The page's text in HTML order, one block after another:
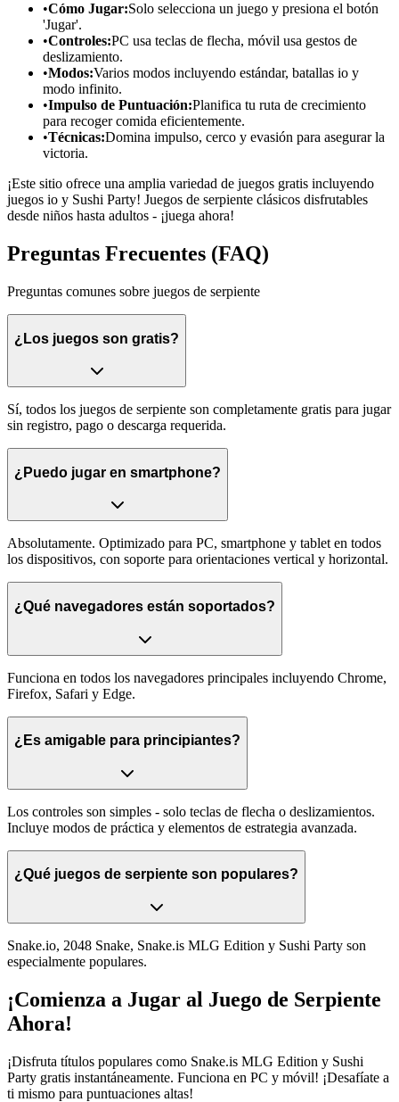
•Cómo Jugar:Solo selecciona un juego y presiona el botón
'Jugar'.
•Controles:PC usa teclas de flecha, móvil usa gestos de
deslizamiento.
•Modos:Varios modos incluyendo estándar, batallas io y
modo infinito.
•Impulso de Puntuación:Planifica tu ruta de crecimiento
para recoger comida eficientemente.
•Técnicas:Domina impulso, cerco y evasión para asegurar la
victoria.
¡Este sitio ofrece una amplia variedad de juegos gratis incluyendo
juegos io y Sushi Party! Juegos de serpiente clásicos disfrutables
desde niños hasta adultos - ¡juega ahora!
Preguntas Frecuentes (FAQ)
Preguntas comunes sobre juegos de serpiente
¿Los juegos son gratis?
Sí, todos los juegos de serpiente son completamente gratis para jugar
sin registro, pago o descarga requerida.
¿Puedo jugar en smartphone?
Absolutamente. Optimizado para PC, smartphone y tablet en todos
los dispositivos, con soporte para orientaciones vertical y horizontal.
¿Qué navegadores están soportados?
Funciona en todos los navegadores principales incluyendo Chrome,
Firefox, Safari y Edge.
¿Es amigable para principiantes?
Los controles son simples - solo teclas de flecha o deslizamientos.
Incluye modos de práctica y elementos de estrategia avanzada.
¿Qué juegos de serpiente son populares?
Snake.io, 2048 Snake, Snake.is MLG Edition y Sushi Party son
especialmente populares.
¡Comienza a Jugar al Juego de Serpiente
Ahora!
¡Disfruta títulos populares como Snake.is MLG Edition y Sushi
Party gratis instantáneamente. Funciona en PC y móvil! ¡Desafíate a
ti mismo para puntuaciones altas!